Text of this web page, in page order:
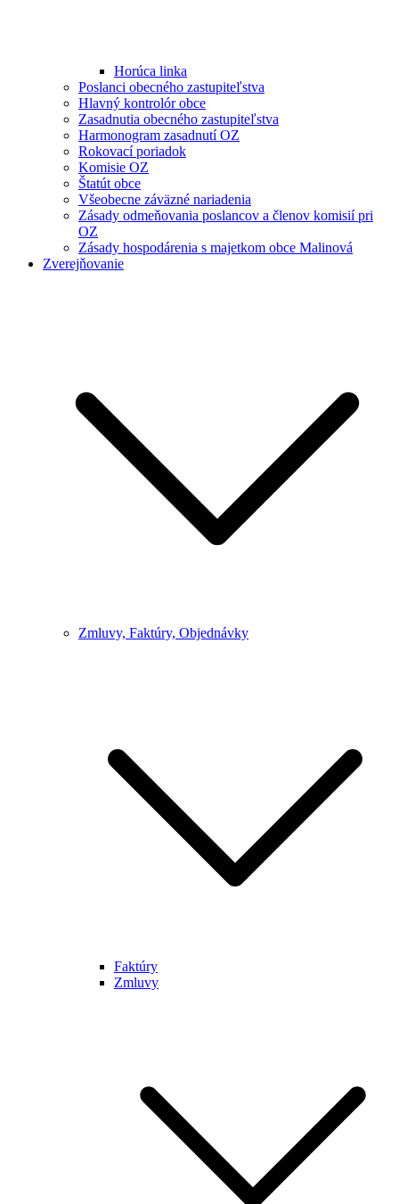
Horúca linka
Poslanci obecného zastupiteľstva
Hlavný kontrolór obce
Zasadnutia obecného zastupiteľstva
Harmonogram zasadnutí OZ
Rokovací poriadok
Komisie OZ
Štatút obce
Všeobecne záväzné nariadenia
Zásady odmeňovania poslancov a členov komisií pri
OZ
Zásady hospodárenia s majetkom obce Malinová
Zverejňovanie
Zmluvy, Faktúry, Objednávky
Faktúry
Zmluvy